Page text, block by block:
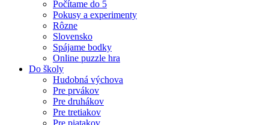
Počítame do 5
Pokusy a experimenty
Rôzne
Slovensko
Spájame bodky
Online puzzle hra
Do školy
Hudobná výchova
Pre prvákov
Pre druhákov
Pre tretiakov
Pre piatakov